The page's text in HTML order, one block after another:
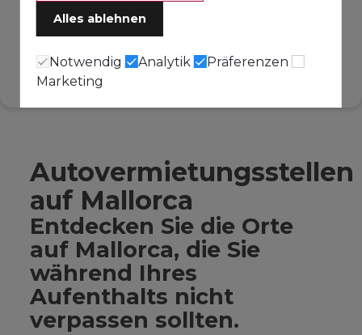
Autovermietungsstellen
auf Mallorca
Entdecken Sie die Orte
auf Mallorca, die Sie
während Ihres
Aufenthalts nicht
verpassen sollten.
Alles ablehnen
Notwendig Analytik
Präferenzen
Marketing